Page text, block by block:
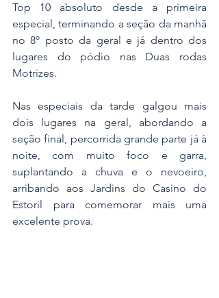
Top 10 absoluto desde a primeira
especial, terminando a seção da manhã
no 8º posto da geral e já dentro dos
lugares do pódio nas Duas rodas
Motrizes.
Nas especiais da tarde galgou mais
dois lugares na geral, abordando a
seção final, percorrida grande parte já à
noite, com muito foco e garra,
suplantando a chuva e o nevoeiro,
arribando aos Jardins do Casino do
Estoril para comemorar mais uma
excelente prova.